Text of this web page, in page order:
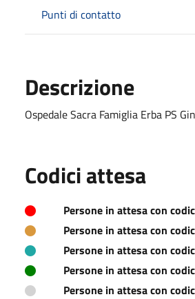
Punti di contatto
Descrizione
Ospedale Sacra Famiglia Erba PS
Codici attesa
Persone in attesa con
Persone in attesa con
Persone in attesa con
Persone in attesa con
Persone in attesa con